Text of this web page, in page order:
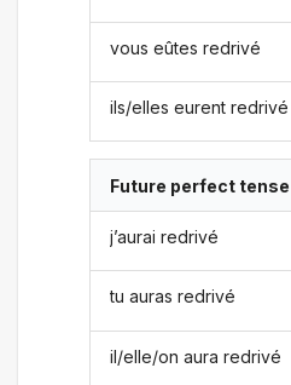
vous eûtes redrivé
ils/elles eurent redrivé
Future perfect tense
j’aurai redrivé
tu auras redrivé
il/elle/on aura redrivé